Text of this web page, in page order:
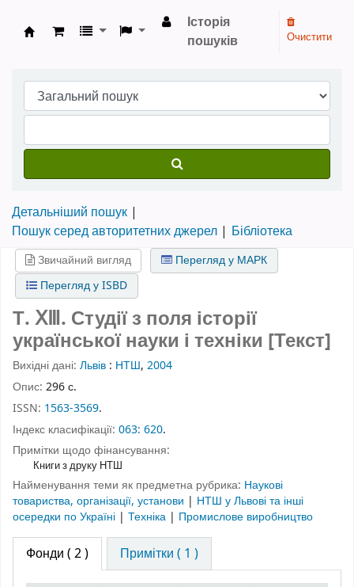
Бібліотека НТШ › Електронний каталог
Історія
пошуків
Очистити
Детальніший пошук
Пошук серед авторитетних джерел
Бібліотека
Звичайний вигляд
Перегляд у МАРК
Перегляд у ISBD
Т. ⅩⅢ. Студії з поля історії
української науки і техніки [Текст]
Вихідні дані: Львів : НТШ, 2004
Опис: 296 с.
ISSN: 1563-3569.
Індекс класифікації: 063: 620.
Примітки щодо фінансування:
Книги з друку НТШ
Найменування теми як предметна рубрика: Наукові
товариства, організації, установи | НТШ у Львові та інші
осередки по Україні | Техніка | Промислове виробництво
Фонди ( 2 ) Примітки ( 1 )